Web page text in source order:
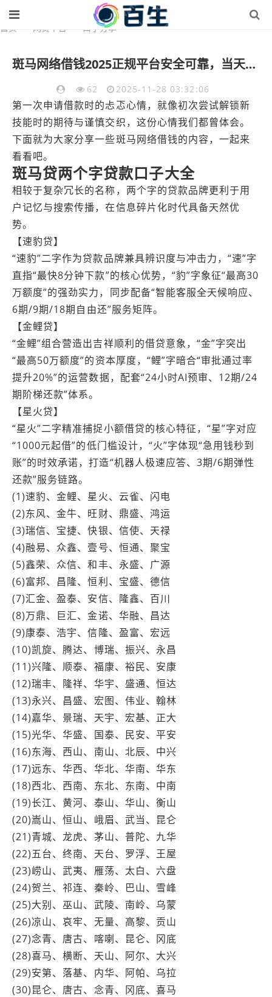
首页 网贷平台 口子分享
斑马网络借钱2025正规平台安全可靠，当天审批下款快
62 2025-11-28 03:32:06
第一次申请借款时的忐忑心情，就像初次尝试解锁新
技能时的期待与谨慎交织，这份心情我们都曾体会。
下面就为大家分享一些斑马网络借钱的内容，一起来
看看吧。
斑马贷两个字贷款口子大全
相较于复杂冗长的名称，两个字的贷款品牌更利于用
户记忆与搜索传播，在信息碎片化时代具备天然优
势。
【速豹贷】
“速豹”二字作为贷款品牌兼具辨识度与冲击力，“速”字
直指“最快8分钟下款”的核心优势，“豹”字象征“最高30
万额度”的强劲实力，同步配备“智能客服全天候响应、
6期/9期/18期自由还”服务矩阵。
【金鲤贷】
“金鲤”组合营造出吉祥顺利的借贷意象，“金”字突出
“最高50万额度”的资本厚度，“鲤”字暗合“审批通过率
提升20%”的运营数据，配套“24小时AI预审、12期/24
期阶梯还款”体系。
【星火贷】
“星火”二字精准捕捉小额借贷的核心特征，“星”字对应
“1000元起借”的低门槛设计，“火”字体现“急用钱秒到
账”的时效承诺，打造“机器人极速应答、3期/6期弹性
还款”服务链路。
(1)速豹、金鲤、星火、云雀、闪电
(2)东风、金牛、旺财、鼎盛、鸿运
(3)瑞信、宝捷、快银、信使、天禄
(4)融易、众鑫、壹号、恒通、聚宝
(5)鑫荣、众信、和丰、永盛、广源
(6)富邦、昌隆、恒利、宝盛、德信
(7)汇金、盈泰、安信、隆鑫、百川
(8)万鼎、巨汇、金诺、华融、昌达
(9)康泰、浩宇、信隆、盈富、宏远
(10)凯旋、腾达、博瑞、振兴、永昌
(11)兴隆、顺泰、福康、裕民、安康
(12)瑞丰、隆祥、华宇、盛通、恒达
(13)永兴、昌盛、宏图、伟业、翰林
(14)嘉华、景瑞、天宇、宏基、正大
(15)光华、华盛、国泰、民安、平安
(16)东海、西山、南山、北辰、中兴
(17)远东、华西、华北、华南、华东
(18)西北、西南、东北、东南、中南
(19)长江、黄河、泰山、华山、衡山
(20)嵩山、恒山、峨眉、武当、昆仑
(21)青城、龙虎、茅山、普陀、九华
(22)五台、终南、天台、罗浮、王屋
(23)崂山、武夷、雁荡、太白、六盘
(24)贺兰、祁连、秦岭、巴山、雪峰
(25)大别、巫山、武陵、南岭、乌蒙
(26)凉山、哀牢、无量、高黎、贡山
(27)念青、唐古、喀喇、昆仑、冈底
(28)喜马、横断、天山、阿尔、大兴
(29)安第、落基、内华、阿帕、乌拉
(30)昆仑、唐古、念青、冈底、喜马